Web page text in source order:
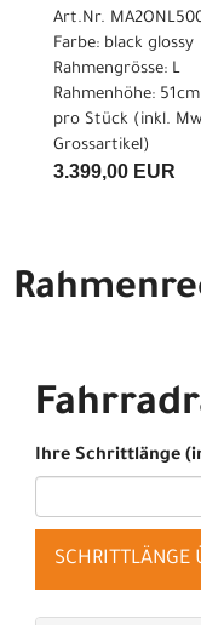
Art.Nr.
Farbe: black glossy
Rahmengrösse: L
Rahmenhöhe: 51cm
pro Stück (inkl.
Grossartikel)
3.399,00 EUR
Ihre Schrittlänge
SCHRITTLÄNGE